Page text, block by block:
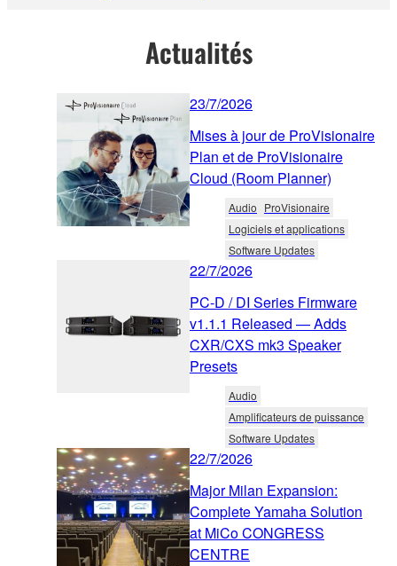
Actualités
23/7/2026
Mises à jour de ProVisionaire
Plan et de ProVisionaire
Cloud (Room Planner)
Audio ProVisionaire
Logiciels et applications
Software Updates
22/7/2026
PC-D / DI Series Firmware
v1.1.1 Released — Adds
CXR/CXS mk3 Speaker
Presets
Audio
Amplificateurs de puissance
Software Updates
22/7/2026
Major Milan Expansion:
Complete Yamaha Solution
at MiCo CONGRESS
CENTRE